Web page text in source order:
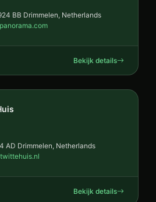
BB Drimmelen, Netherlands
Bekijk details
AD Drimmelen, Netherlands
Bekijk details